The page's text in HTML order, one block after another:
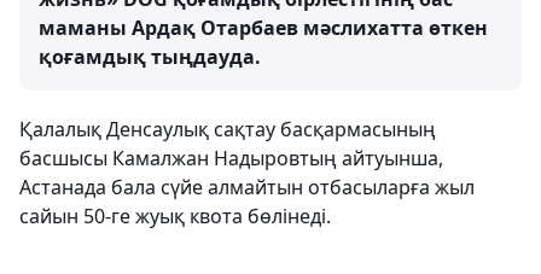
маманы Ардақ Отарбаев мәслихатта өткен
қоғамдық тыңдауда.
Қалалық Денсаулық сақтау басқармасының
басшысы Камалжан Надыровтың айтуынша,
Астанада бала сүйе алмайтын отбасыларға жыл
сайын 50-ге жуық квота бөлінеді.